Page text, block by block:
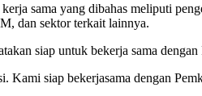
sama yang dibahas meliputi
dan sektor terkait lainnya.
siap untuk bekerja sama
Kami siap bekerjasama dengan